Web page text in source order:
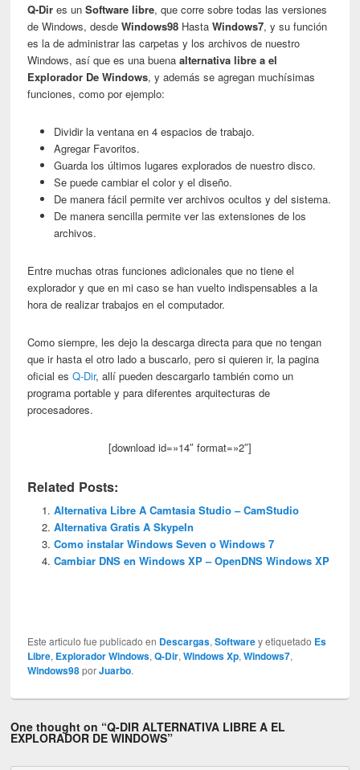
Q-Dir es un Software libre, que corre sobre todas las versiones
de Windows, desdeWindows98 HastaWindows7, y su función
es la de administrar las carpetas y los archivos de nuestro
Windows, así que es una buenaalternativa libre a el
Explorador De Windows, y además se agregan muchísimas
funciones, como por ejemplo:
Dividir la ventana en 4 espacios de trabajo.
Agregar Favoritos.
Guarda los últimos lugares explorados de nuestro disco.
Se puede cambiar el color y el diseño.
De manera fácil permite ver archivos ocultos y del sistema.
De manera sencilla permite ver las extensiones de los
archivos.
Entre muchas otras funciones adicionales que no tiene el
explorador y que en mi caso se han vuelto indispensables a la
hora de realizar trabajos en el computador.
Como siempre, les dejo la descarga directa para que no tengan
que ir hasta el otro lado a buscarlo, pero si quieren ir, la pagina
oficial es Q-Dir, allí pueden descargarlo también como un
programa portable y para diferentes arquitecturas de
procesadores.
[download id=»14″ format=»2″]
Related Posts:
Alternativa Libre A Camtasia Studio – CamStudio
Alternativa Gratis A SkypeIn
Como instalar Windows Seven o Windows 7
Cambiar DNS en Windows XP – OpenDNS Windows XP
Este articulo fue publicado en Descargas,Softwarey etiquetado Es
Libre, Explorador Windows,Q-Dir,Windows Xp,Windows7,
Windows98porJuarbo.
One thought on “Q-DIR ALTERNATIVA LIBRE A EL
EXPLORADOR DE WINDOWS”